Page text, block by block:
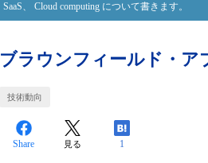
SaaS、 Cloud computing について書きます。
ブラウンフィールド・ア
技術動向
Share 見る 1